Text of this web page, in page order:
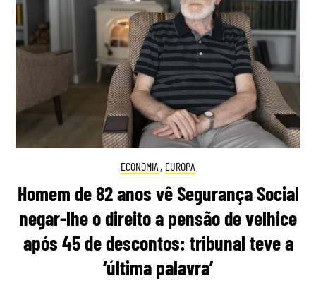
ECONOMIA , EUROPA
Homem de 82 anos vê Segurança Social
negar-lhe o direito a pensão de velhice
após 45 de descontos: tribunal teve a
‘última palavra’